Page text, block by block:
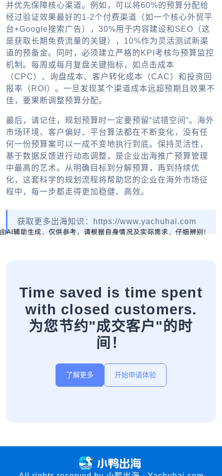
并优先保障核心渠道。例如，可以将60%的预算分配给
经过验证效果最好的1-2个付费渠道（如一个核心外贸平
台+Google搜索广告），30%用于内容建设和SEO（这
是获取长期免费流量的关键），10%作为灵活测试新渠
道的预备金。同时，必须建立严格的KPI考核与预算监控
机制。每周或每月复盘关键指标，如点击成本
（CPC）、询盘成本、客户转化成本（CAC）和投资回
报率（ROI）。一旦发现某个渠道成本远超预期且效果不
佳，要果断调整预算分配。
最后，请记住，规划预算时一定要预留“试错空间”。海外
市场环境、客户偏好、平台算法都在不断变化，没有任
何一份预算案可以一成不变地执行到底。保持灵活性，
基于数据反馈进行动态调整，是企业出海推广预算管理
中最高的艺术。从明确目标到分解预算，再到持续优
化，这套科学的规划流程将帮助您的企业在海外市场征
程中，每一步都走得更加稳健、高效。
获取更多出海知识：https://www.yachuhai.com
Time saved is time spent
with closed customers.
为您节约"成交客户"的时
间！
了解更多 开始申请体验